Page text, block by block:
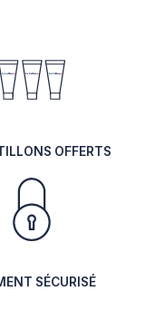
OFFERTS
SÉCURISÉ